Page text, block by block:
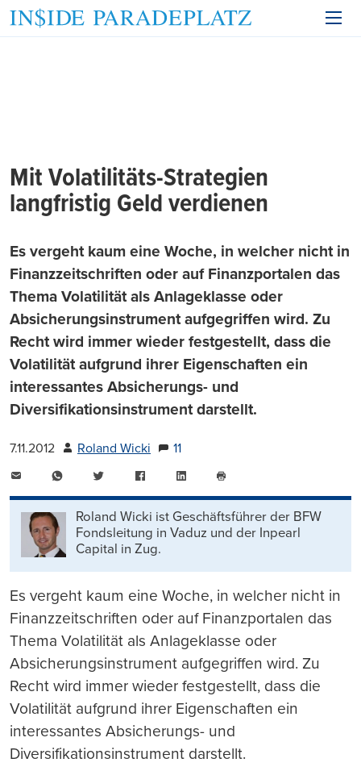
Mit Volatilitäts-Strategien
langfristig Geld verdienen
Es vergeht kaum eine Woche, in welcher nicht in
Finanzzeitschriften oder auf Finanzportalen das
Thema Volatilität als Anlageklasse oder
Absicherungsinstrument aufgegriffen wird. Zu
Recht wird immer wieder festgestellt, dass die
Volatilität aufgrund ihrer Eigenschaften ein
interessantes Absicherungs- und
Diversifikationsinstrument darstellt.
7.11.2012 Roland Wicki
11
WhatsAppTwitter FacebookLinkedIn
drucken
Roland Wicki ist Geschäftsführer der BFW
Fondsleitung in Vaduz und der Inpearl
Capital in Zug.
Es vergeht kaum eine Woche, in welcher nicht in
Finanzzeitschriften oder auf Finanzportalen das
Thema Volatilität als Anlageklasse oder
Absicherungsinstrument aufgegriffen wird. Zu
Recht wird immer wieder festgestellt, dass die
Volatilität aufgrund ihrer Eigenschaften ein
interessantes Absicherungs- und
Diversifikationsinstrument darstellt.